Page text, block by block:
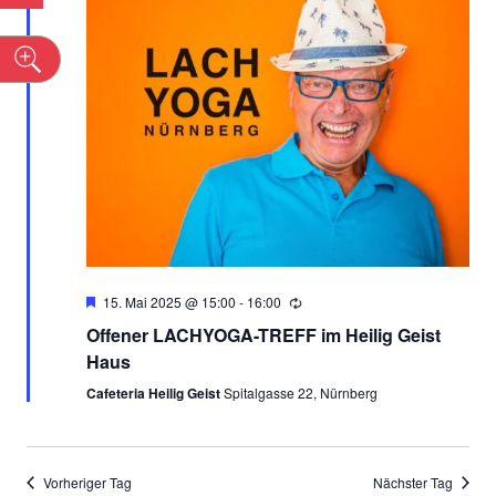
Empfohlen
15. Mai 2025 @ 15:00 - 16:00
Offener LACHYOGA-TREFF im Heilig Geist
Haus
Cafeteria Heilig GeistSpitalgasse 22, Nürnberg
Vorheriger Tag Nächster Tag